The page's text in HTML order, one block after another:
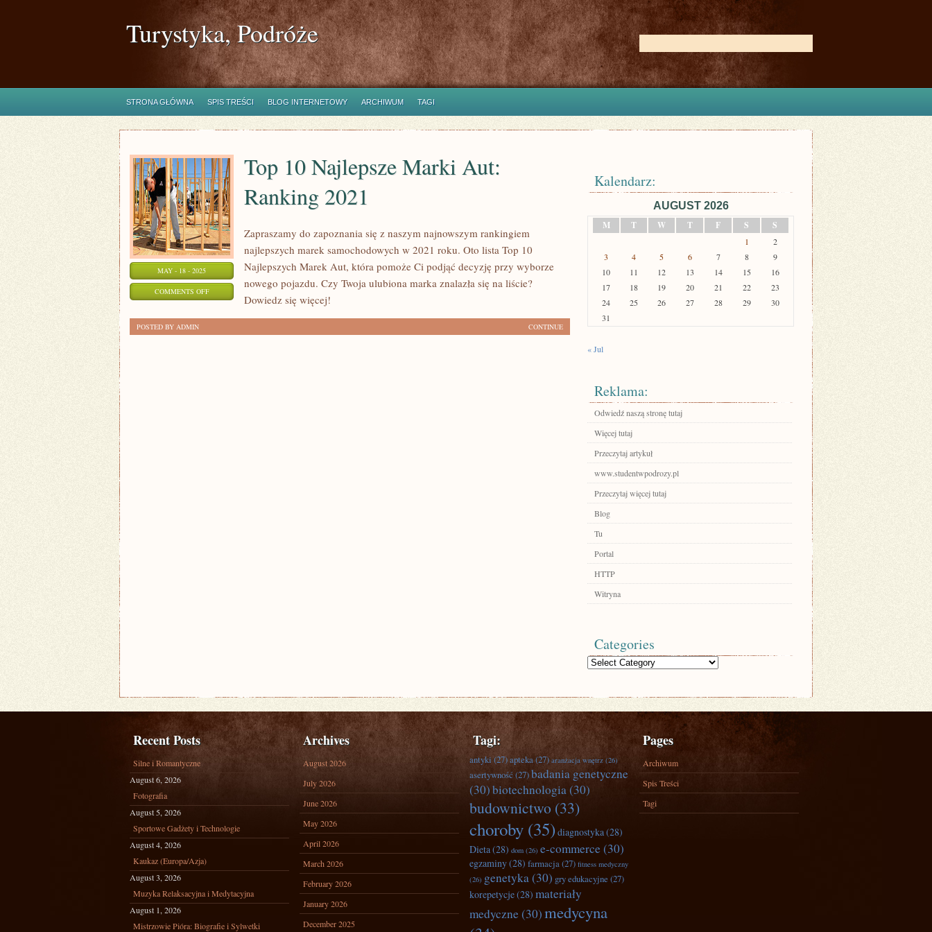
Turystyka, Podróże
STRONA GŁÓWNA SPIS TREŚCI BLOG INTERNETOWY ARCHIWUM TAGI
MAY - 18 - 2025
COMMENTS OFFON
Top 10 Najlepsze Marki Aut:
Ranking 2021
Zapraszamy do zapoznania się z naszym najnowszym rankingiem
najlepszych marek samochodowych w 2021 roku. Oto lista Top 10
Najlepszych Marek Aut, która pomoże Ci podjąć decyzję przy wyborze
nowego pojazdu. Czy Twoja ulubiona marka znalazła się na liście?
Dowiedz się więcej!
CONTINUE
POSTED BY ADMIN
Kalendarz:
AUGUST 2026
M
T W T F S S
1
2
3
4 5 6 7 8
9
10
11 12 13 14 15
16
17
18 19 20 21 22
23
24
25 26 27 28 29
30
31
« Jul
Reklama:
Odwiedź naszą stronę tutaj
Więcej tutaj
Przeczytaj artykuł
www.studentwpodrozy.pl
Przeczytaj więcej tutaj
Blog
Tu
Portal
HTTP
Witryna
Categories
Categories
Recent Posts
Silne i Romantyczne
August 6, 2026
Fotografia
August 5, 2026
Sportowe Gadżety i Technologie
August 4, 2026
Kaukaz (Europa/Azja)
August 3, 2026
Muzyka Relaksacyjna i Medytacyjna
August 1, 2026
Mistrzowie Pióra: Biografie i Sylwetki
Archives
August 2026
July 2026
June 2026
May 2026
April 2026
March 2026
February 2026
January 2026
December 2025
Tagi:
antyki(27)apteka(27) aranżacja wnętrz (26)
asertywność (27)badania genetyczne
(30)biotechnologia(30)
budownictwo (33)
choroby (35) diagnostyka(28)
Dieta(28) dom (26) e-commerce (30)
egzaminy(28) farmacja(27) fitness medyczny
(26) genetyka(30) gry edukacyjne (27)
korepetycje(28) materiały
medyczne (30)medycyna
Pages
Archiwum
Spis Treści
Tagi